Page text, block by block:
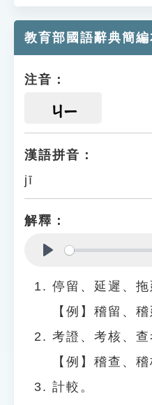
教育部國語辭典簡編
注音：
ㄐㄧ
漢語拼音：
jī
解釋：
停留、延遲、拖
【例】稽留、
考證、考核、查
【例】稽查、
計較。